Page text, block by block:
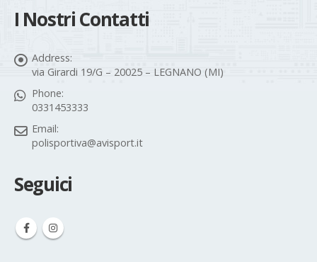
I Nostri Contatti
Address:
via Girardi 19/G – 20025 – LEGNANO (MI)
Phone:
0331453333
Email:
polisportiva@avisport.it
Seguici